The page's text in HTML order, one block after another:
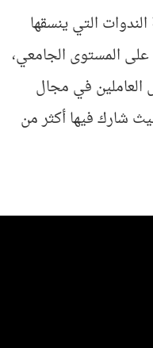
التي ينسقها
المستوى الجامعي،
في مجال
شارك فيها أكثر من